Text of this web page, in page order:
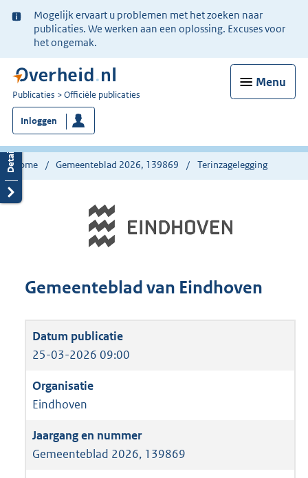
Ter
informatie:
Mogelijk ervaart u problemen met het zoeken naar
publicaties. We werken aan een oplossing. Excuses voor
het ongemak.
Menu
U
bent
nu
hier:
Publicaties Officiële publicaties
Inloggen
Home Gemeenteblad 2026, 139869 Terinzagelegging
Gemeenteblad van Eindhoven
25-03-2026 09:00
Eindhoven
Gemeenteblad 2026, 139869